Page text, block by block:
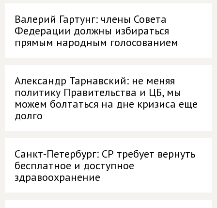
Валерий Гартунг: члены Совета
Федерации должны избираться
прямым народным голосованием
Александр Тарнавский: не меняя
политику Правительства и ЦБ, мы
можем болтаться на дне кризиса еще
долго
Санкт-Петербург: СР требует вернуть
бесплатное и доступное
здравоохранение